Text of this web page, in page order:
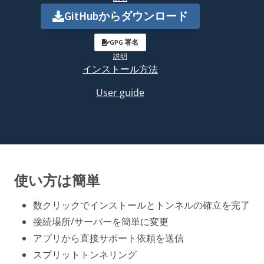
GitHubからダウンロード
GPG 署名
説明
インストール方法
User guide
使い方は簡単
数クリックでインストールとトンネルの確立を完了
接続場所/サーバーを簡単に変更
アプリから直接サポート依頼を送信
スプリットトンネリング